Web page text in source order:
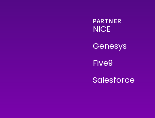
PARTNER
NICE
Genesys
Five9
Salesforce